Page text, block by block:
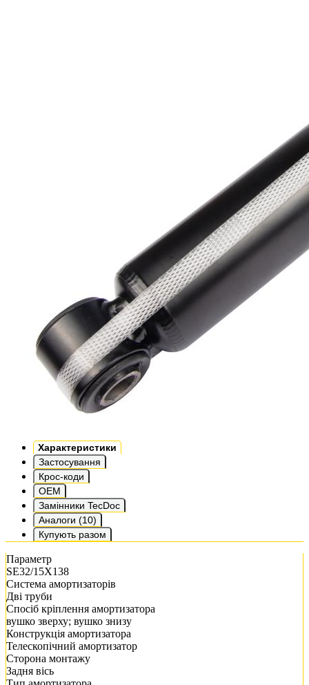
Характеристики
Застосування
Крос-коди
OEM
Замінники TecDoc
Аналоги (10)
Купують разом
Параметр
SE32/15X138
Система амортизаторів
Дві труби
Спосіб кріплення амортизатора
вушко зверху; вушко знизу
Конструкція амортизатора
Телескопічний амортизатор
Сторона монтажу
Задня вісь